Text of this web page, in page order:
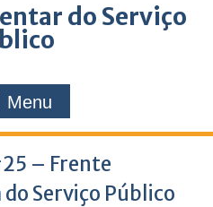
do Serviço
Menu
– Frente
Serviço Público